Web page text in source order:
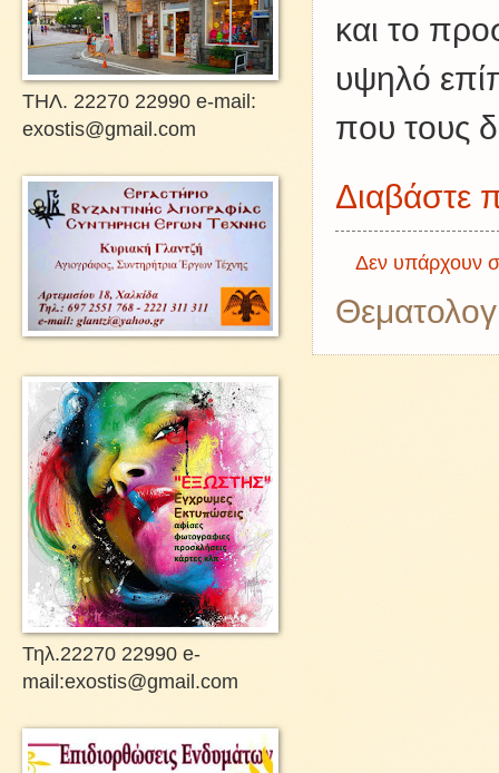
και το
υψηλό
που τους
Διαβάστε
Δεν υπάρχουν
ΤΗΛ. 22270 22990 e-mail:
exostis@gmail.com
Τηλ.22270 22990 e-
mail:exostis@gmail.com